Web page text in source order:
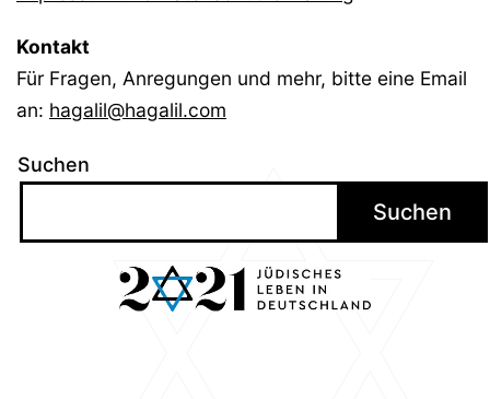
Kontakt
Für Fragen, Anregungen und mehr, bitte eine Email
an: hagalil@hagalil.com
Suchen
Suchen